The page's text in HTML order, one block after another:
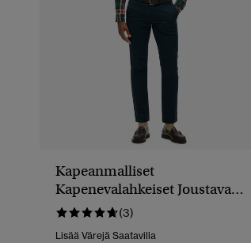
Kapeanmalliset
Kapenevalahkeiset Joustavat
Chinohousut
(3)
Lisää Värejä Saatavilla